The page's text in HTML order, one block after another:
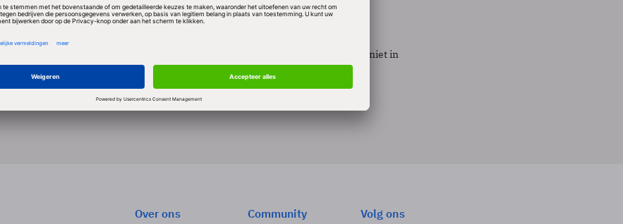
Blog Juridisch
Niemand kan het zich veroorloven de risico’s en waarde van IT niet in
2 min
Over ons Community Volg ons